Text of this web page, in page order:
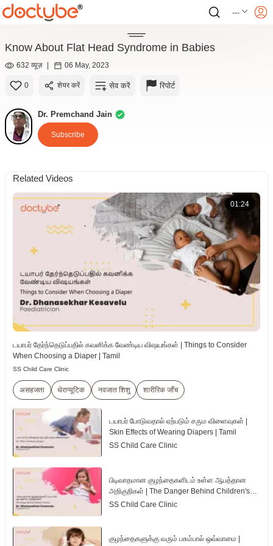
---
Know About Flat Head Syndrome in Babies
632 व्यूज़ | 06 May, 2023
0 शेयर करें सेव करें रिपोर्ट
Dr. Premchand Jain
Subscribe
Related Videos
01:24
டயாபர் தேர்ந்தெடுப்பதில் கவனிக்க வேண்டிய விஷயங்கள் | Things to Consider
When Choosing a Diaper | Tamil
SS Child Care Clinic
असहजता थेराप्यूटिक नवजात शिशु शारीरिक जाँच
டயாபர் போடுவதால் ஏற்படும் சரும விளைவுகள் |
Skin Effects of Wearing Diapers | Tamil
SS Child Care Clinic
பிடிவாதமான குழந்தைகளிடம் உள்ள ஆபத்தான
அறிகுறிகள் | The Danger Behind Children's
Tantrum | Tamil
SS Child Care Clinic
குழந்தைகளுக்கு வரும் பசும்பால் ஒவ்வாமை |